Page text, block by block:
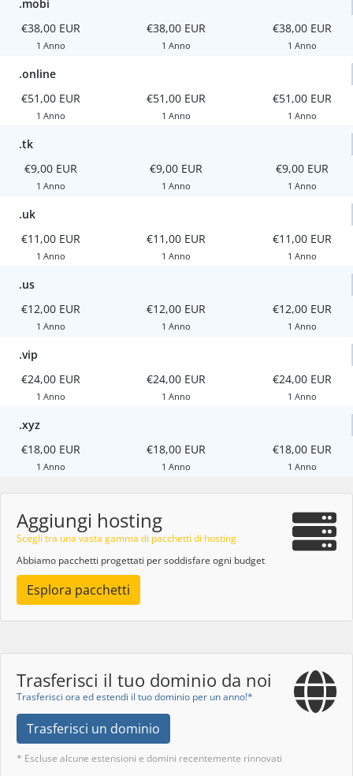
.mobi
€38,00 EUR
1 Anno
€38,00 EUR
1 Anno
€38,00 EUR
1 Anno
.online
€51,00 EUR
1 Anno
€51,00 EUR
1 Anno
€51,00 EUR
1 Anno
.tk
€9,00 EUR
1 Anno
€9,00 EUR
1 Anno
€9,00 EUR
1 Anno
.uk
€11,00 EUR
1 Anno
€11,00 EUR
1 Anno
€11,00 EUR
1 Anno
.us
€12,00 EUR
1 Anno
€12,00 EUR
1 Anno
€12,00 EUR
1 Anno
.vip
€24,00 EUR
1 Anno
€24,00 EUR
1 Anno
€24,00 EUR
1 Anno
.xyz
€18,00 EUR
1 Anno
€18,00 EUR
1 Anno
€18,00 EUR
1 Anno
Aggiungi hosting
Scegli tra una vasta gamma di pacchetti di hosting
Abbiamo pacchetti progettati per soddisfare ogni budget
Esplora pacchetti
Trasferisci il tuo dominio da noi
Trasferisci ora ed estendi il tuo dominio per un anno!*
Trasferisci un dominio
* Escluse alcune estensioni e domini recentemente rinnovati